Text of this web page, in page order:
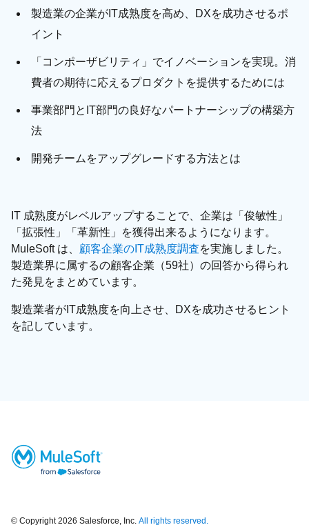
製造業の企業がIT成熟度を高め、DXを成功させるポ
イント
「コンポーザビリティ」でイノベーションを実現。消
費者の期待に応えるプロダクトを提供するためには
事業部門とIT部門の良好なパートナーシップの構築方
法
開発チームをアップグレードする方法とは
IT 成熟度がレベルアップすることで、企業は「俊敏性」
「拡張性」「革新性」を獲得出来るようになります。
MuleSoft は、 顧客企業のIT成熟度調査を実施しました。
製造業界に属するの顧客企業（59社）の回答から得られ
た発見をまとめています。
製造業者がIT成熟度を向上させ、DXを成功させるヒント
を記しています。
© Copyright 2026 Salesforce, Inc. All rights reserved.